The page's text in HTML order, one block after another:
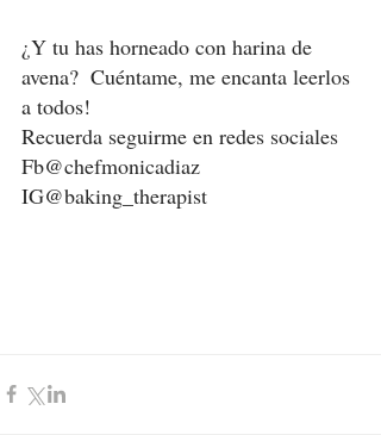
¿Y tu has horneado con harina de
avena?  Cuéntame, me encanta leerlos
a todos!
Recuerda seguirme en redes sociales
Fb@chefmonicadiaz
IG@baking_therapist